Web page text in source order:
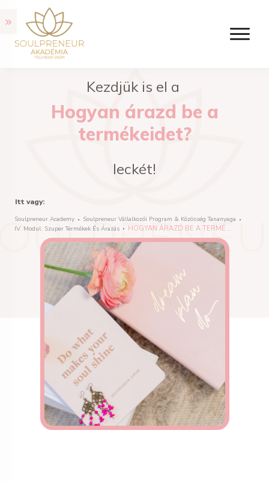
Kezdjük is el a
Hogyan árazd be a
termékeidet?
leckét!
Itt vagy:
Soulpreneur Academy
Soulpreneur Vállalkozói Program & Közösség Tananyaga
IV. Modul: Szuper Termékek És Árazás
HOGYAN ÁRAZD BE A TERMÉKEIDET?